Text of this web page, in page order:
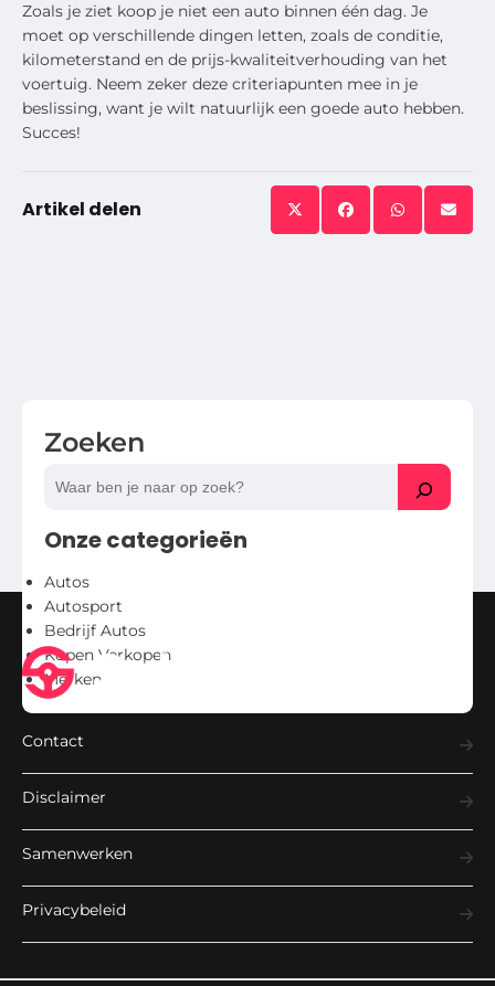
Zoals je ziet koop je niet een auto binnen één dag. Je
moet op verschillende dingen letten, zoals de conditie,
kilometerstand en de prijs-kwaliteitverhouding van het
voertuig. Neem zeker deze criteriapunten mee in je
beslissing, want je wilt natuurlijk een goede auto hebben.
Succes!
Artikel delen
Zoeken
Onze categorieën
Autos
Autosport
Bedrijf Autos
Kopen Verkopen
Merken
Contact
Disclaimer
Samenwerken
Privacybeleid